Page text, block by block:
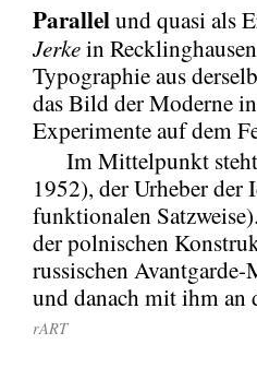
Parallelund quasi als
Jerkein
Typographie aus
das Bild der Moderne
Experimente auf dem
Im Mittelpunkt steht
1952), der Urheber der
funktionalen
der polnischen
russischen
und danach mit ihm an
rART